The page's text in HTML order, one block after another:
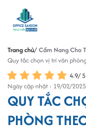
Trang chủ Cẩm Nang Cho
Quy tắc chọn vị trí văn
4.9/5
Ngày cập nhật : 19/02/2025
QUY TẮC
PHÒNG